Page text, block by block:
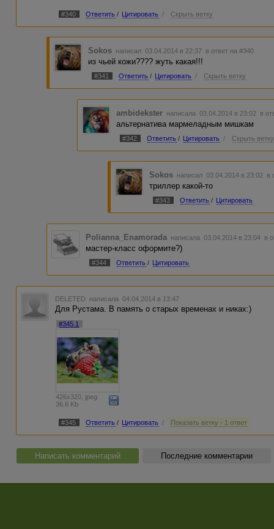
#340 Ответить / Цитировать / Скрыть ветку
Sokos написал 03.04.2014 в 22:37 в ответ на #340
из чьей кожи???? жуть какая!!!
#341 Ответить / Цитировать / Скрыть ветку
ambidekster написала 03.04.2014 в 23:02 в
альтернатива мармеладным мишкам
#342 Ответить / Цитировать / Скрыть ветку
Sokos написал 03.04.2014 в 23:02 в
триллер какой-то
#343 Ответить / Цитировать
Polianna_Enamorada написала 03.04.2014 в 23:04 в
мастер-класс оформите?)
#344 Ответить / Цитировать
DELETED написала 04.04.2014 в 13:47
Для Рустама. В память о старых временах и никах:)
#345.1
426x320, jpeg
36.6 Kb
#345 Ответить / Цитировать / Показать ветку - 1 ответ
Написать комментарий Последние комментарии